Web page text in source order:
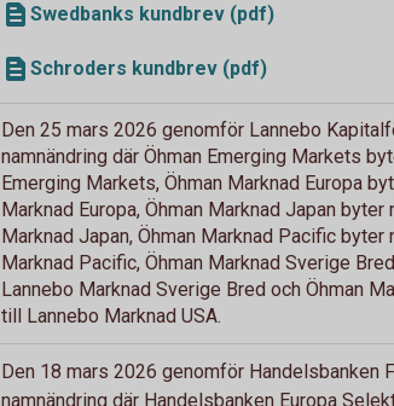
Swedbanks kundbrev (pdf)
Schroders kundbrev (pdf)
Den 25 mars 2026 genomför Lannebo
namnändring där Öhman Emerging Markets
Emerging Markets, Öhman Marknad Europa
Marknad Europa, Öhman Marknad Japan byter
Marknad Japan, Öhman Marknad Pacific byter
Marknad Pacific, Öhman Marknad Sverige
Lannebo Marknad Sverige Bred och Öhman
till Lannebo Marknad USA.
Den 18 mars 2026 genomför Handelsbanken
namnändring där Handelsbanken Europa